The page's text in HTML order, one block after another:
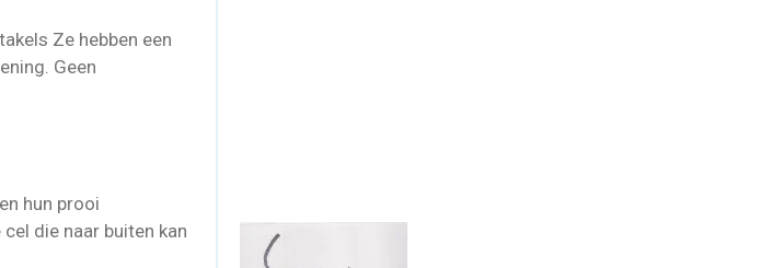
Ze hebben een
Geen
hun prooi
die naar buiten kan